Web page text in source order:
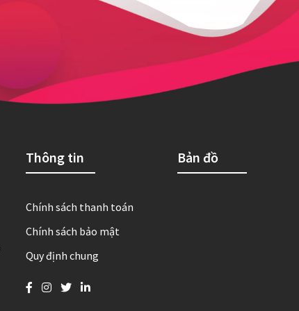
Thông tin
Chính sách thanh toán
Chính sách bảo mật
Quy định chung
Bản đồ